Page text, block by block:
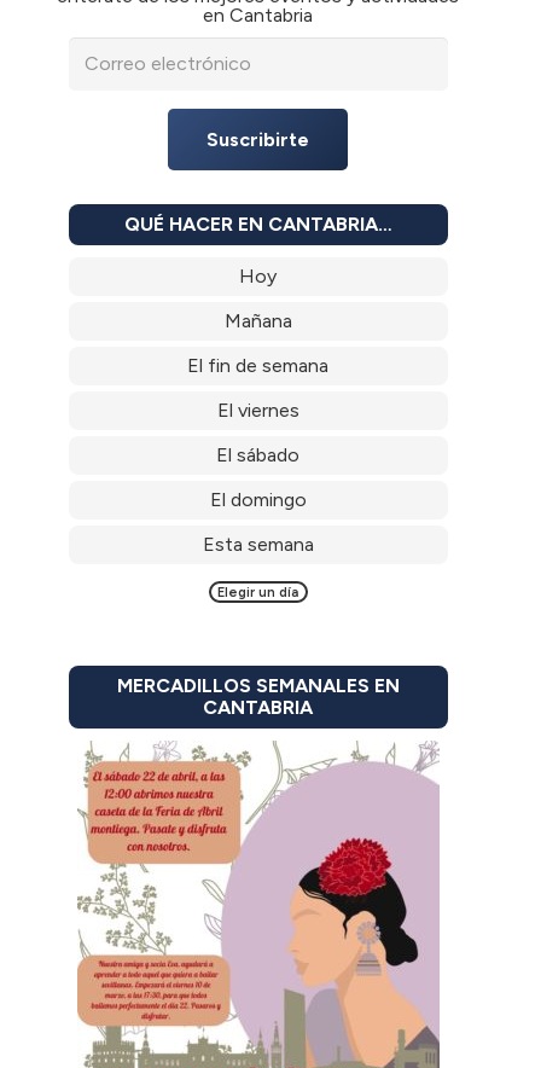
en Cantabria
Suscribirte
QUÉ HACER EN CANTABRIA…
Hoy
Mañana
El fin de semana
El viernes
El sábado
El domingo
Esta semana
Elegir un día
MERCADILLOS SEMANALES EN
CANTABRIA